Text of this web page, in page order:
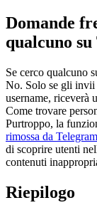
Domande
qualcuno
Se cerco qualcuno
No. Solo se gli invii
username, riceverà
Come trovare
Purtroppo, la
rimossa da Telegram
di scoprire utenti
contenuti
Riepilogo